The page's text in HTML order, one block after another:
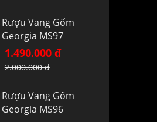
Rượu Vang Gốm
Georgia MS97
1.490.000 đ
2.000.000 đ
Rượu Vang Gốm
Georgia MS96